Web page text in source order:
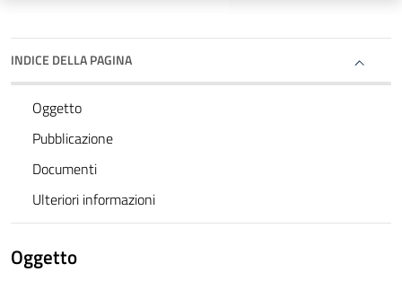
INDICE DELLA PAGINA
Oggetto
Pubblicazione
Documenti
Ulteriori informazioni
Oggetto